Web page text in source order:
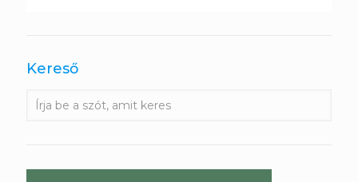
Kereső